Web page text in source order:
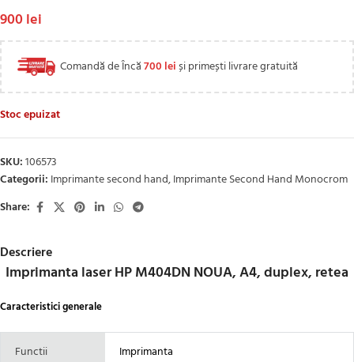
900lei
Comandă de Încă700 leiși primești livrare gratuită
Stoc epuizat
SKU:106573
Categorii: Imprimante second hand,Imprimante Second Hand Monocrom
Share:
Descriere
Imprimanta laser HP M404DN NOUA, A4, duplex, retea
Caracteristici generale
Functii Imprimanta